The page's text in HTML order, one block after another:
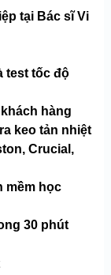
tại Bác sĩ Vi
test tốc độ
hàng
keo tản nhiệt
Crucial,
mềm học
30 phút